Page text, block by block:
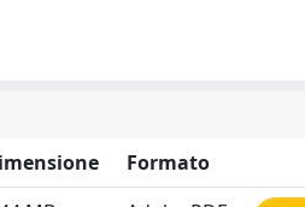
Formato